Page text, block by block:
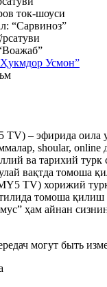
ток-шоуси
“Сарвиноз”
Усмон”
TV) – эфирида оила
shoular, online
ва тарихий турк
вақтда томоша
TV) хорижий
томоша қилиш
ҳам айнан
могут быть